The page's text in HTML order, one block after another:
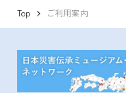
Top ご利用案内